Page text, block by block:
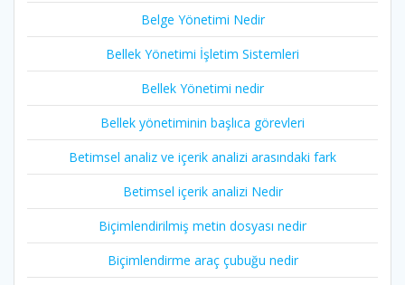
Belge Yönetimi Nedir
Bellek Yönetimi İşletim Sistemleri
Bellek Yönetimi nedir
Bellek yönetiminin başlıca görevleri
Betimsel analiz ve içerik analizi arasındaki fark
Betimsel içerik analizi Nedir
Biçimlendirilmiş metin dosyası nedir
Biçimlendirme araç çubuğu nedir